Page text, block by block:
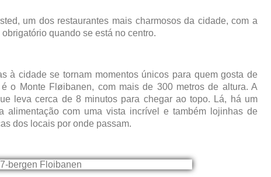
um dos restaurantes mais charmosos da cidade, com a
quando se está no centro.
à cidade se tornam momentos únicos para quem gosta de
o Monte Fløibanen, com mais de 300 metros de altura. A
leva cerca de 8 minutos para chegar ao topo. Lá, há um
alimentação com uma vista incrível e também lojinhas de
dos locais por onde passam.